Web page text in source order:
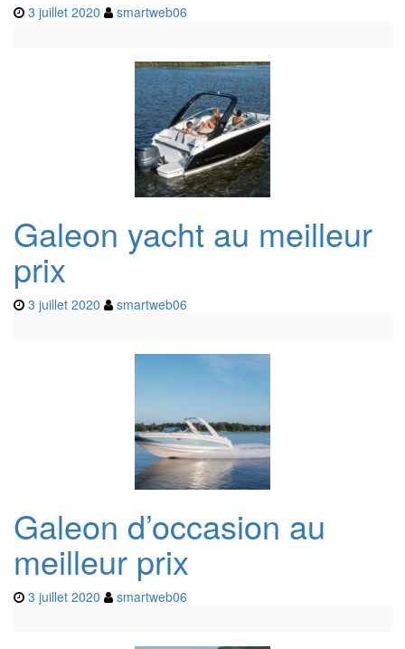
3 juillet 2020 smartweb06
Galeon yacht au meilleur
prix
3 juillet 2020 smartweb06
Galeon d’occasion au
meilleur prix
3 juillet 2020 smartweb06